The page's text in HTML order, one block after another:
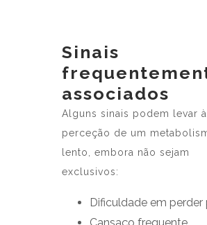
Sinais
associados
Alguns sinais podem levar à
perceção de um
lento, embora não sejam
exclusivos:
Dificuldade em perder